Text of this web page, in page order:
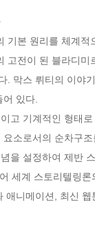
기본 원리를 체계
고전이 된 블라디
. 막스 뤼티의 이야
있다.
고 기계적인 형태
소로서의 순차구
을 설정하여 제
세계 스토리텔링
애니메이션, 최신